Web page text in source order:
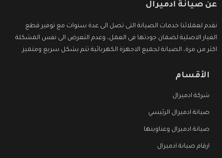
عن صيانة ادميرال
نقدم لعملائنا خدمات الصيانة التى تصل الى عدة سنوات مع توفير قطع
الغيار الاصلية لضمان جودتها فى العمل، وعدم التعرض الى نفس المشكلة
اكثر من مرة، الصيانة لجميع الاجهزة الكهربائية تتم بشكل سريع ومتميز.
الأقسام
شركة ادميرال
صيانة ادميرال الرئيسي
صيانة ادميرال وعناوينها
ارقام صيانة ادميرال